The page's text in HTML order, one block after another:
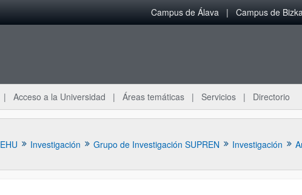
Campus de Álava Campus de
Acceso a la Universidad Áreas temáticas Servicios Directorio
EHU Investigación Grupo de Investigación SUPREN Investigación